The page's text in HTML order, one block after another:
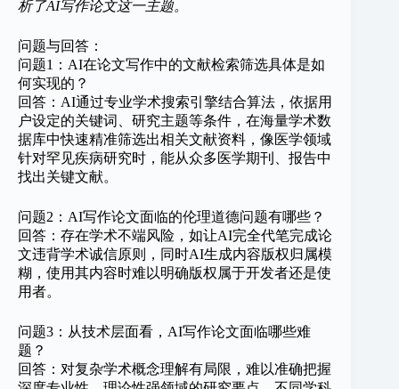
析了AI写作论文这一主题。
问题与回答：
问题1：AI在论文写作中的文献检索筛选具体是如
何实现的？
回答：AI通过专业学术搜索引擎结合算法，依据用
户设定的关键词、研究主题等条件，在海量学术数
据库中快速精准筛选出相关文献资料，像医学领域
针对罕见疾病研究时，能从众多医学期刊、报告中
找出关键文献。
问题2：AI写作论文面临的伦理道德问题有哪些？
回答：存在学术不端风险，如让AI完全代笔完成论
文违背学术诚信原则，同时AI生成内容版权归属模
糊，使用其内容时难以明确版权属于开发者还是使
用者。
问题3：从技术层面看，AI写作论文面临哪些难
题？
回答：对复杂学术概念理解有局限，难以准确把握